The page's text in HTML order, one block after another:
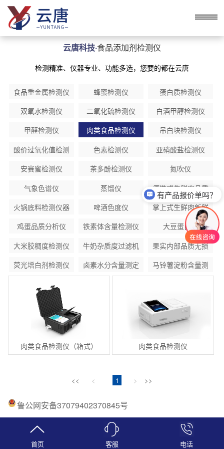
云唐科技·食品添加剂检测仪
检测精准、仪器专业、功能多选，您要的都在云唐
食品重金属检测仪 蜂蜜检测仪
蛋白质检测仪
双氧水检测仪
二氧化硫检测仪
白酒甲醇检测仪
甲醛检测仪
肉类食品检测仪
吊白块检测仪
酸价过氧化值检测
仪
色素检测仪
亚硝酸盐检测仪
安赛蜜检测仪
茶多酚检测仪
氮吹仪
气象色谱仪
蒸馏仪
便携式生鲜肉品质
分析仪
火锅底料检测仪器 啤酒色度仪
掌上式生鲜肉新鲜
度分析仪
鸡蛋品质分析仪 铁素体含量检测仪
大豆蛋白仪
大米胶稠度检测仪
牛奶杂质度过滤机
果实内部品质无损
检测仪
荧光增白剂检测仪
卤素水分含量测定
马铃薯淀粉含量测
肉类食品检测仪（箱式） 肉类食品检测仪
<< < 1 > >>
鲁公网安备37079402370845号
首页 客服 电话
有产品报价单吗？